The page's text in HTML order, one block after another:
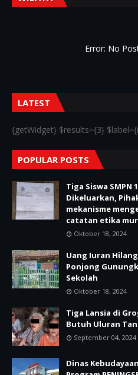
Error: No
LATEST
{getWidget} $results={3}
POPULAR POSTS
Tiga Siswa
Dikeluarkan,
mekanisme
catatan etika
Oktober 18, 2024
Uang Iuran
Ponjong
Sekolah
Oktober 18, 2024
Tiga Lansia di
Butuh Uluran
September 04, 2024
Dinas